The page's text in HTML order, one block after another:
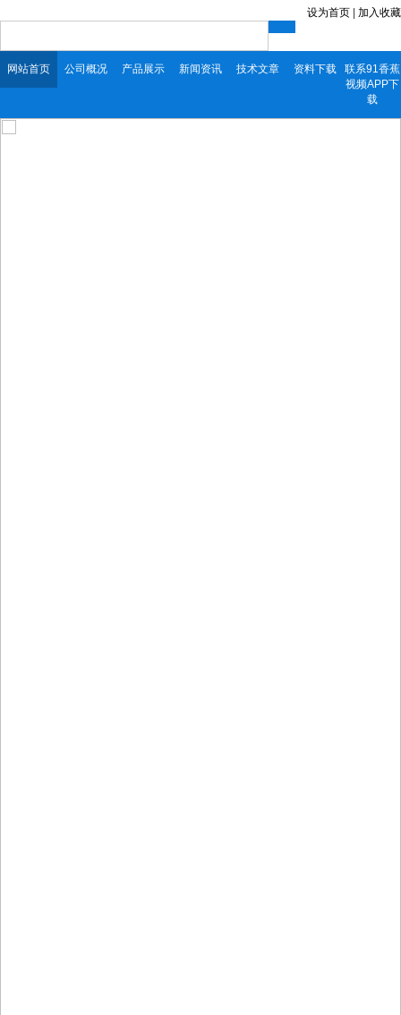
设为首页 加入收藏
网站首页 公司概况 产品展示 新闻资讯 技术文章 资料下载
联系91香蕉
视频APP下
载